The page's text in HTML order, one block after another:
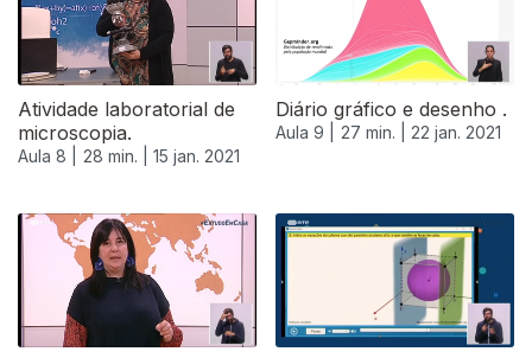
Atividade laboratorial de
microscopia.
Aula 8 | 28 min. | 15 jan. 2021
Diário gráfico e desenho .
Aula 9 | 27 min. | 22 jan. 2021
522437